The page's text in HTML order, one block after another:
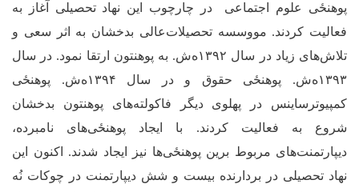
‌پوهنځی علوم اجتماعی در چارچوب این نهاد تحصیلی آغاز به
فعالیت کردند. مووسسه تحصیلات‌عالی بدخشان به اثر سعی و
تلاش‌های زیاد در سال ۱۳۹۲ه
ش. به پوهنتون ارتقا نمود. در سال
۱۳۹۳ه‌ش.
‌پوهنځی حقوق و در سال ۱۳۹۴ه
ش. ‌پوهنځی
کمپیوترساینس در پهلوی دیگر فاکولته‌های پوهنتون بدخشان
شروع به فعالیت کردند. با ایجاد ‌پوهنځی‌های نامبرده،
دیپارتمنت‌های مربوط برین ‌پوهنځی‌ها نیز ایجاد شدند. اکنون این
نهاد تحصیلی در بردارنده بیست و شش دیپارتمنت در چوکات نُه‌